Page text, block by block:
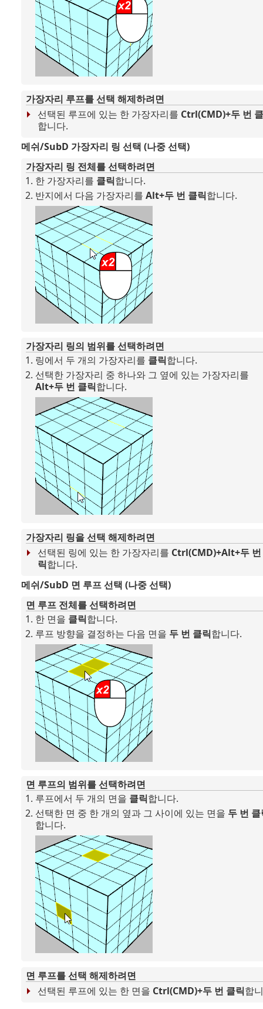
가장자리 루프를 선택 해제하려면
선택된 루프에 있는 한 가장자리를 Ctrl(CMD)+두 번
합니다.
메쉬/SubD 가장자리 링 선택 (나중 선택)
가장자리 링 전체를 선택하려면
한 가장자리를 클릭합니다.
반지에서 다음 가장자리를 Alt+두 번 클릭합니다.
가장자리 링의 범위를 선택하려면
링에서 두 개의 가장자리를 클릭합니다.
선택한 가장자리 중 하나와 그 옆에 있는 가장자리를
Alt+두 번 클릭합니다.
가장자리 링을 선택 해제하려면
선택된 링에 있는 한 가장자리를 Ctrl(CMD)+Alt+두 번
릭합니다.
메쉬/SubD 면 루프 선택 (나중 선택)
면 루프 전체를 선택하려면
한 면을 클릭합니다.
루프 방향을 결정하는 다음 면을 두 번 클릭합니다.
면 루프의 범위를 선택하려면
루프에서 두 개의 면을 클릭합니다.
선택한 면 중 한 개의 옆과 그 사이에 있는 면을 두 번
합니다.
면 루프를 선택 해제하려면
선택된 루프에 있는 한 면을 Ctrl(CMD)+두 번 클릭합